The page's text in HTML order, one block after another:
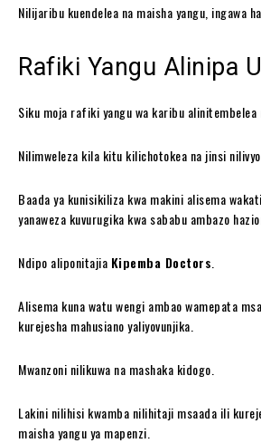
Nilijaribu kuendelea na maisha yangu, ingawa
Rafiki Yangu Alinipa
Siku moja rafiki yangu wa karibu alinitembelea
Nilimweleza kila kitu kilichotokea na jinsi
Baada ya kunisikiliza kwa makini alisema
yanaweza kuvurugika kwa sababu ambazo
Ndipo aliponitajia Kipemba Doctors
Alisema kuna watu wengi ambao wamepata
kurejesha mahusiano yaliyovunjika.
Mwanzoni nilikuwa na mashaka kidogo.
Lakini nilihisi kwamba nilihitaji msaada ili
maisha yangu ya mapenzi.